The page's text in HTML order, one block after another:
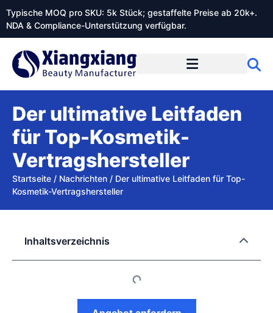
Typische MOQ pro SKU: 5k Stück; gestaffelte Preise ab 20k+.
NDA & Compliance-Unterstützung verfügbar.
Der ultimative Leitfaden
für Top-Kosmetik-
Vertragshersteller
Startseite / Nachrichten / Der ultimative Leitfaden für Top-
Kosmetik-Vertragshersteller
Inhaltsverzeichnis